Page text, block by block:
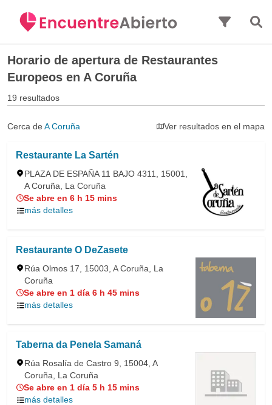
Horario de apertura de Restaurantes
Europeos en A Coruña
19 resultados
Cerca de A Coruña Ver resultados en el mapa
Restaurante La Sartén
PLAZA DE ESPAÑA 11 BAJO 4311, 15001,
A Coruña, La Coruña
Se abre en 6 h 15 mins
más detalles
Restaurante O DeZasete
Rúa Olmos 17, 15003, A Coruña, La
Coruña
Se abre en 1 día 6 h 45 mins
más detalles
Taberna da Penela Samaná
Rúa Rosalía de Castro 9, 15004, A
Coruña, La Coruña
Se abre en 1 día 5 h 15 mins
más detalles